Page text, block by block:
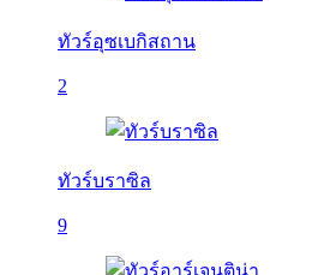
ทัวร์อุซเบกิสถาน
2
ทัวร์บราซิล
9